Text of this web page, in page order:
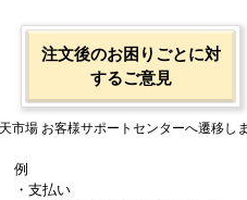
注文後のお困りごとに対
するご意見
市場 お客様サポートセンターへ遷移しま
例
・支払い